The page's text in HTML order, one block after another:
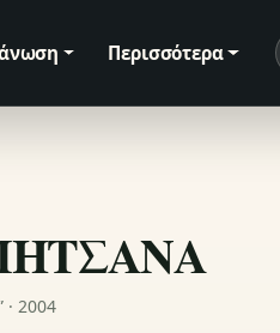
Περισσότερα
· 2004